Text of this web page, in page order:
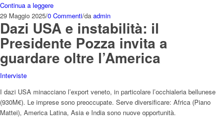
Continua a leggere
29 Maggio 2025/0 Commenti/da admin
Dazi USA e instabilità: il
Presidente Pozza invita a
guardare oltre l’America
Interviste
I dazi USA minacciano l’export veneto, in particolare l’occhialeria bellunese
(930M€). Le imprese sono preoccupate. Serve diversificare: Africa (Piano
Mattei), America Latina, Asia e India sono nuove opportunità.